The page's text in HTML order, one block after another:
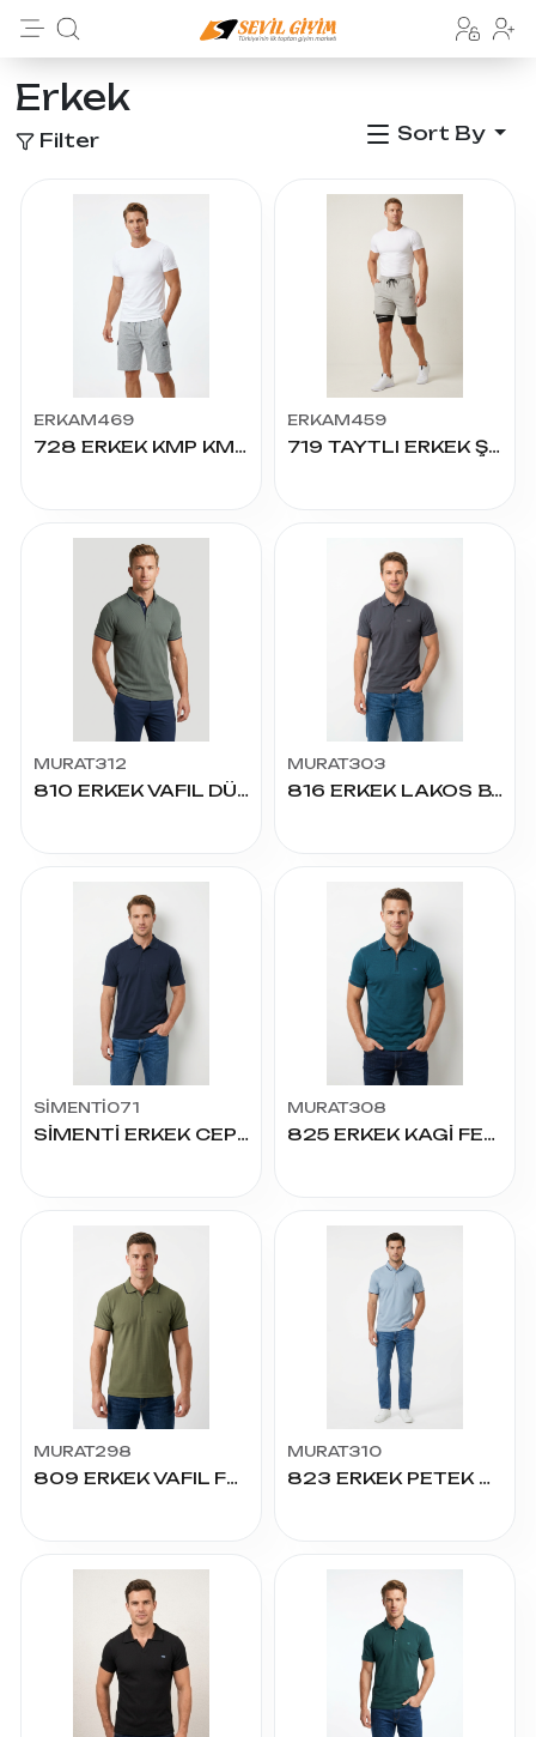
Erkek
Filter Sort By
ERKAM469
728 ERKEK KMP KMD CEPLİ ŞORT S.M.L.XL.2XL
ERKAM459
719 TAYTLI ERKEK ŞORT S.M.L.XL.XX
MURAT312
810 ERKEK VAFIL DÜZ TİŞÖRT
MURAT303
816 ERKEK LAKOS BATTAL TİŞÖRT
SİMENTİ071
SİMENTİ ERKEK CEPLİ PİKE TİŞÖRT BATTAL
MURAT308
825 ERKEK KAGİ FERMUARLI TİŞÖRT
MURAT298
809 ERKEK VAFIL FERMUARLI TİŞÖRT
MURAT310
823 ERKEK PETEK TİŞÖRT